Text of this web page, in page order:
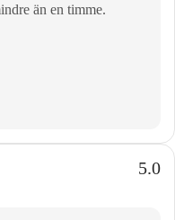
än en timme.
5.0